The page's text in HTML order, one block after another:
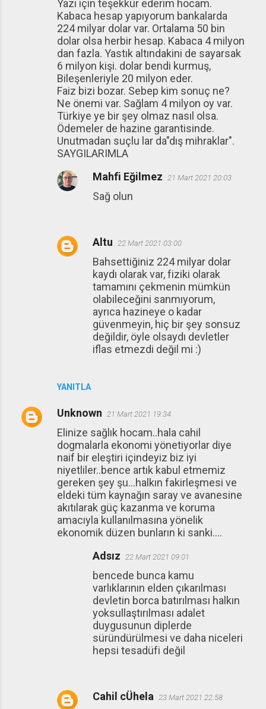
Yazı için teşekkür ederim hocam.
Kabaca hesap yapıyorum bankalarda
224 milyar dolar var. Ortalama 50 bin
dolar olsa herbir hesap. Kabaca 4 milyon
dan fazla. Yastık altındakini de sayarsak
6 milyon kişi. dolar bendi kurmuş,
Bileşenleriyle 20 milyon eder.
Faiz bizi bozar. Sebep kim sonuç ne?
Ne önemi var. Sağlam 4 milyon oy var.
Türkiye ye bir şey olmaz nasıl olsa.
Ödemeler de hazine garantisinde.
Unutmadan suçlu lar da"dış mihraklar".
SAYGILARIMLA
YANITLA
Mahfi Eğilmez 21 Mart 2021 20:03
Sağ olun
Altu 22 Mart 2021 03:00
Bahsettiğiniz 224 milyar dolar
kaydı olarak var, fiziki olarak
tamamını çekmenin mümkün
olabileceğini sanmıyorum,
ayrıca hazineye o kadar
güvenmeyin, hiç bir şey sonsuz
değildir, öyle olsaydı devletler
iflas etmezdi değil mi :)
Unknown 21 Mart 2021 19:34
Elinize sağlık hocam..hala cahil
dogmalarla ekonomi yönetiyorlar diye
naif bir eleştiri içindeyiz biz iyi
niyetliler..bence artık kabul etmemiz
gereken şey şu...halkın fakirleşmesi ve
eldeki tüm kaynağın saray ve avanesine
akıtılarak güç kazanma ve koruma
amacıyla kullanılmasına yönelik
ekonomik düzen bunların ki sanki....
Adsız 22 Mart 2021 09:01
bencede bunca kamu
varlıklarının elden çıkarılması
devletin borca batırılması halkın
yoksullaştırılması adalet
duygusunun diplerde
süründürülmesi ve daha niceleri
hepsi tesadüfi değil
Cahil cÜhela 23 Mart 2021 22:58